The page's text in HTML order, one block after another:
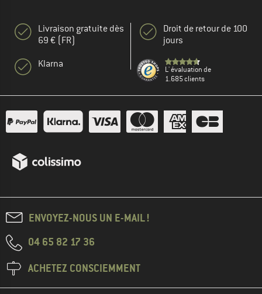
Livraison gratuite dès
69 € (FR)
Klarna
Droit de retour de 100
jours
L' évaluation de
1.685 clients
ENVOYEZ-NOUS UN E-MAIL !
04 65 82 17 36
ACHETEZ CONSCIEMMENT